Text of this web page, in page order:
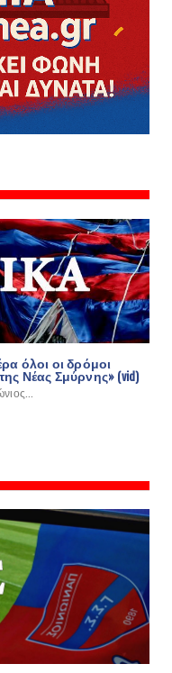
όλοι οι δρόμοι
Νέας Σμύρνης» (vid)